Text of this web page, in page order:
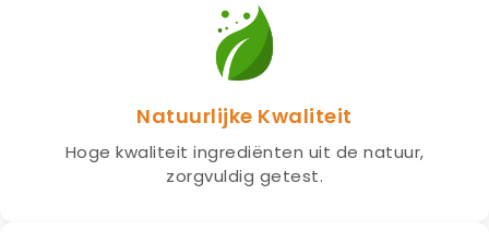
Natuurlijke Kwaliteit
Hoge kwaliteit ingrediënten uit de natuur,
zorgvuldig getest.